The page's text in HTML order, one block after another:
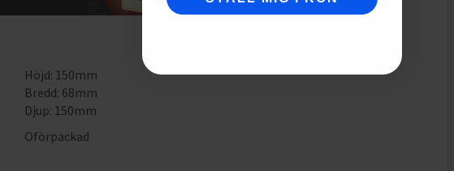
Höjd: 150mm
Bredd: 68mm
Djup: 150mm
Oförpackad